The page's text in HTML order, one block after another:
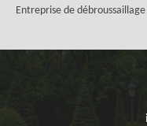
Entreprise de